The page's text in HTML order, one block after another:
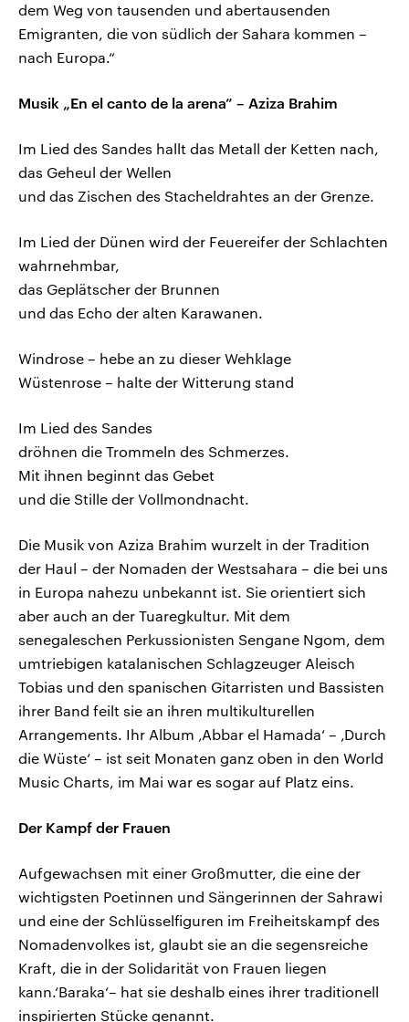
dem Weg von tausenden und abertausenden
Emigranten, die von südlich der Sahara kommen –
nach Europa.“
Musik „En el canto de la arena” – Aziza Brahim
Im Lied des Sandes hallt das Metall der Ketten nach,
das Geheul der Wellen
und das Zischen des Stacheldrahtes an der Grenze.
Im Lied der Dünen wird der Feuereifer der Schlachten
wahrnehmbar,
das Geplätscher der Brunnen
und das Echo der alten Karawanen.
Windrose – hebe an zu dieser Wehklage
Wüstenrose – halte der Witterung stand
Im Lied des Sandes
dröhnen die Trommeln des Schmerzes.
Mit ihnen beginnt das Gebet
und die Stille der Vollmondnacht.
Die Musik von Aziza Brahim wurzelt in der Tradition
der Haul – der Nomaden der Westsahara – die bei uns
in Europa nahezu unbekannt ist. Sie orientiert sich
aber auch an der Tuaregkultur. Mit dem
senegaleschen Perkussionisten Sengane Ngom, dem
umtriebigen katalanischen Schlagzeuger Aleisch
Tobias und den spanischen Gitarristen und Bassisten
ihrer Band feilt sie an ihren multikulturellen
Arrangements. Ihr Album ‚Abbar el Hamada‘ – ‚Durch
die Wüste‘ – ist seit Monaten ganz oben in den World
Music Charts, im Mai war es sogar auf Platz eins.
Der Kampf der Frauen
Aufgewachsen mit einer Großmutter, die eine der
wichtigsten Poetinnen und Sängerinnen der Sahrawi
und eine der Schlüsselfiguren im Freiheitskampf des
Nomadenvolkes ist, glaubt sie an die segensreiche
Kraft, die in der Solidarität von Frauen liegen
kann.‘Baraka‘– hat sie deshalb eines ihrer traditionell
inspirierten Stücke genannt.